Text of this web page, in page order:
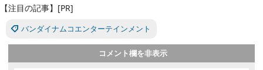
【注目の記事】[PR]
バンダイナムコエンターテインメント
コメント欄を非表示